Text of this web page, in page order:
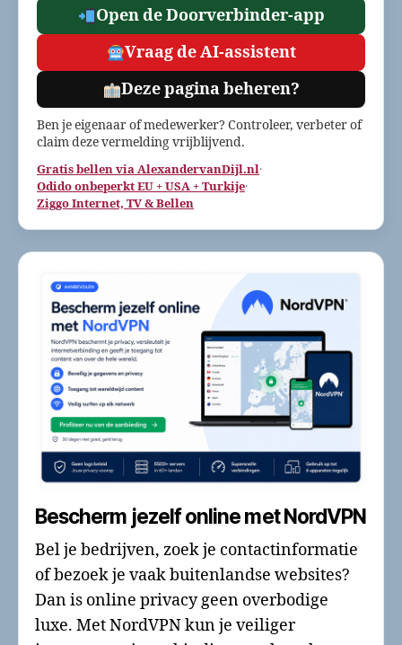
Open de Doorverbinder-app
Vraag de AI-assistent
Deze pagina beheren?
Ben je eigenaar of medewerker? Controleer, verbeter of
claim deze vermelding vrijblijvend.
Gratis bellen via AlexandervanDijl.nl·
Odido onbeperkt EU + USA + Turkije·
Ziggo Internet, TV & Bellen
Bescherm jezelf online met NordVPN
Bel je bedrijven, zoek je contactinformatie
of bezoek je vaak buitenlandse websites?
Dan is online privacy geen overbodige
luxe. Met NordVPN kun je veiliger